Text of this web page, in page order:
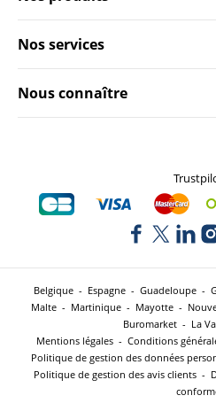
Nos services
Nous connaître
Belgique - Espagne - Guadeloupe -
Malte - Martinique - Mayotte -
Buromarket - La
Mentions légales - Conditions
Politique de gestion des données
Politique de gestion des avis clients -